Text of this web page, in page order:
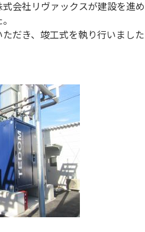
会社リヴァックスが建設を進
だき、竣工式を執り行いまし